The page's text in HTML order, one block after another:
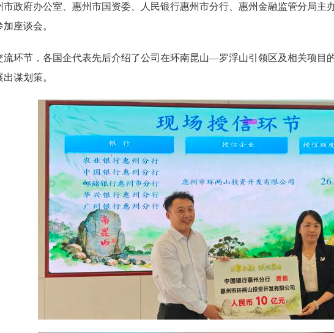
府办公室、惠州市国资委、人民银行惠州市分行、惠州金融监管分局主
座谈会。
节，各国企代表先后介绍了公司在环南昆山—罗浮山引领区及相关项目
谋划策。